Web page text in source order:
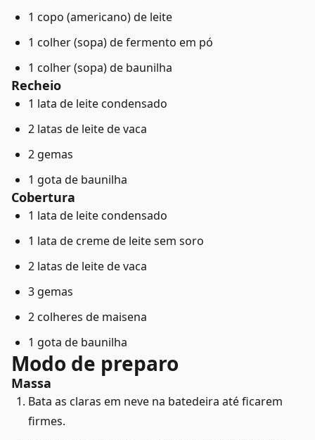
1 copo (americano) de leite
1 colher (sopa) de fermento em pó
1 colher (sopa) de baunilha
Recheio
1 lata de leite condensado
2 latas de leite de vaca
2 gemas
1 gota de baunilha
Cobertura
1 lata de leite condensado
1 lata de creme de leite sem soro
2 latas de leite de vaca
3 gemas
2 colheres de maisena
1 gota de baunilha
Modo de preparo
Massa
Bata as claras em neve na batedeira até ficarem
firmes.